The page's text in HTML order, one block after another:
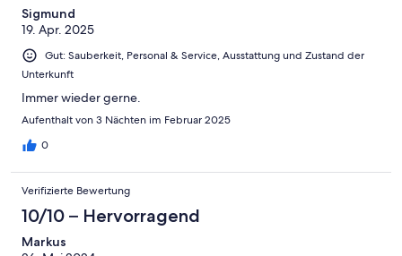
Sigmund
19. Apr. 2025
Gut: Sauberkeit, Personal & Service, Ausstattung und Zustand der
Unterkunft
Immer wieder gerne.
Aufenthalt von 3 Nächten im Februar 2025
0
Verifizierte Bewertung
10/10 – Hervorragend
Markus